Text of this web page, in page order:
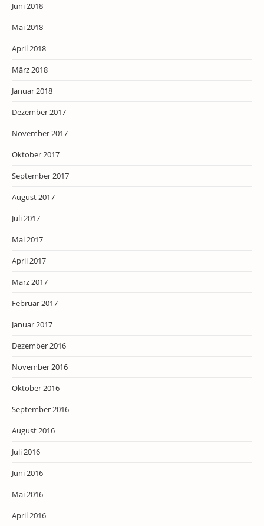
Juni 2018
Mai 2018
April 2018
März 2018
Januar 2018
Dezember 2017
November 2017
Oktober 2017
September 2017
August 2017
Juli 2017
Mai 2017
April 2017
März 2017
Februar 2017
Januar 2017
Dezember 2016
November 2016
Oktober 2016
September 2016
August 2016
Juli 2016
Juni 2016
Mai 2016
April 2016